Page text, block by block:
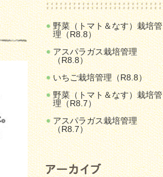
野菜（トマト＆なす）栽培管
理（R8.8）
アスパラガス栽培管理
（R8.8）
いちご栽培管理（R8.8）
野菜（トマト＆なす）栽培管
理（R8.7）
アスパラガス栽培管理
（R8.7）